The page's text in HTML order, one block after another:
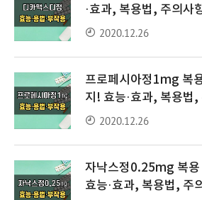
·효과, 복용법, 주의사
2020.12.26
프로페시아정1mg 복
지! 효능·효과, 복용법
2020.12.26
자낙스정0.25mg 복용
효능·효과, 복용법, 주